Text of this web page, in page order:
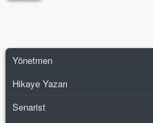
Yönetmen
Hikaye Yazarı
Senarist